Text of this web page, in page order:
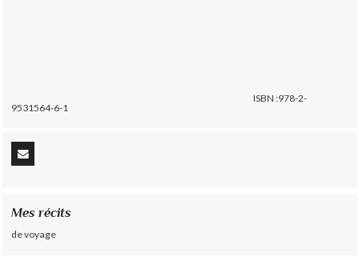
ISBN :978-2-
9531564-6-1
Mes récits
de voyage